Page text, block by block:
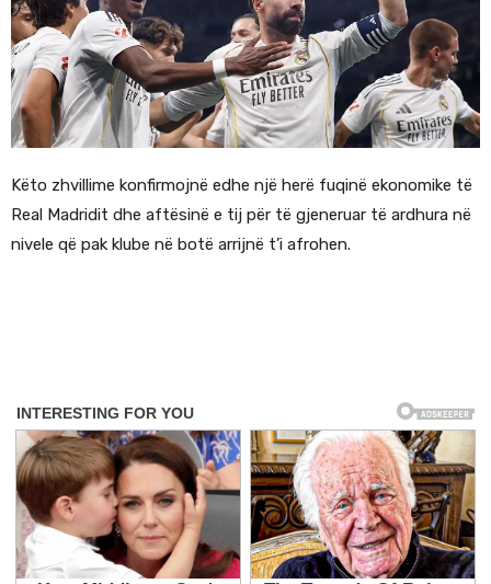
Këto zhvillime konfirmojnë edhe një herë fuqinë ekonomike të
Real Madridit dhe aftësinë e tij për të gjeneruar të ardhura në
nivele që pak klube në botë arrijnë t’i afrohen.